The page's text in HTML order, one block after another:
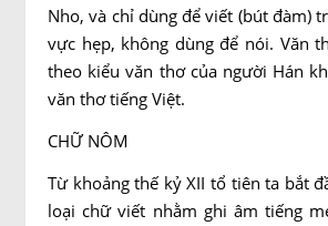
Nho, và chỉ dùng để viết (bút đàm)
vực hẹp, không dùng để nói. Văn
theo kiểu văn thơ của người Hán
văn thơ tiếng Việt.
CHỮ NÔM
Từ khoảng thế kỷ XII tổ tiên ta bắt
loại chữ viết nhằm ghi âm tiếng